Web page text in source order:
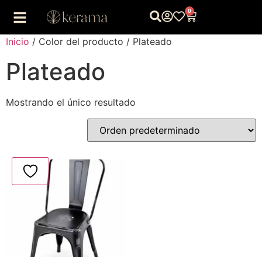
0
Inicio / Color del producto / Plateado
Plateado
Mostrando el único resultado